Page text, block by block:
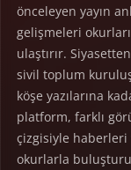
önceleyen yayın
gelişmeleri
ulaştırır.
sivil toplum
köşe yazılarına
platform, farklı
çizgisiyle haberleri
okurlarla